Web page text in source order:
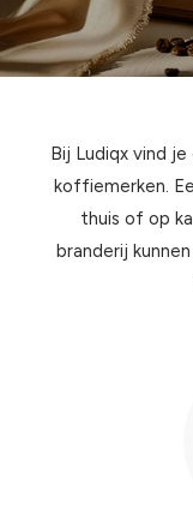
Bij Ludiqx vind
koffiemerken.
thuis of op
branderij